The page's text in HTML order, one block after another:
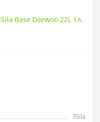
Base Daewoo 22L 1л,
3Sila